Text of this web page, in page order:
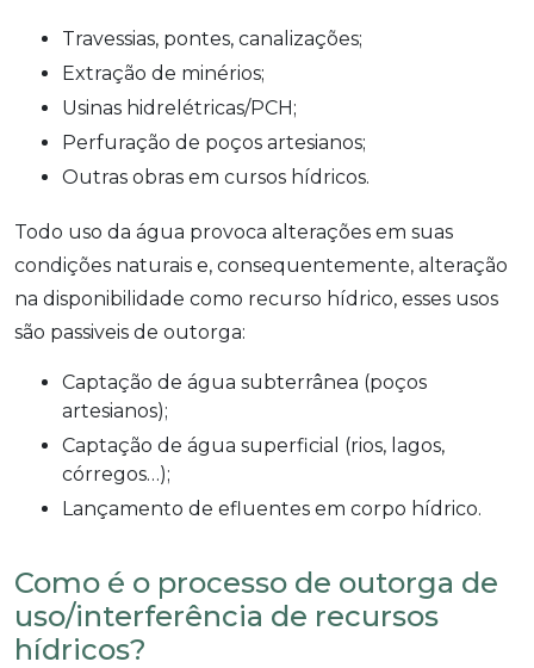
Travessias, pontes, canalizações;
Extração de minérios;
Usinas hidrelétricas/PCH;
Perfuração de poços artesianos;
Outras obras em cursos hídricos.
Todo uso da água provoca alterações em suas
condições naturais e, consequentemente, alteração
na disponibilidade como recurso hídrico, esses usos
são passiveis de outorga:
Captação de água subterrânea (poços
artesianos);
Captação de água superficial (rios, lagos,
córregos…);
Lançamento de efluentes em corpo hídrico.
Como é o processo de outorga de
uso/interferência de recursos
hídricos?